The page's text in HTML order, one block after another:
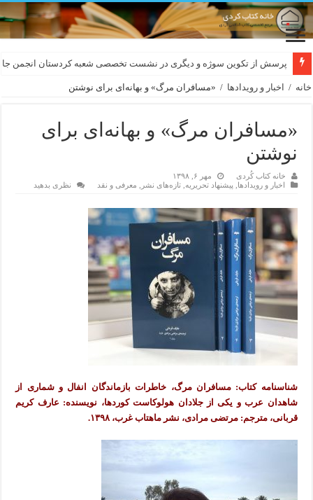
لەسەر کێشی ڕوباعی و به نەغمەی قەڵەمی «ئالی»
خانه / اخبار و رویدادها / «مسافران مرگ» و بهانەای برای نوشتن
«مسافران مرگ» و بهانەای برای
نوشتن
خانه کتاب کُردی
مهر ۶, ۱۳۹۸
اخبار و رویدادها
پیشنهاد تحریریه ,تازەهای نشر معرفی و نقد نظری بدهید
شناسنامه کتاب: مسافران مرگ، خاطرات بازماندگان انفال و شماری از
شاهدان عرب و یکی از جلادان هولوکاست کوردها، نویسنده: عارف کریم
قربانی، مترجم: مرتضی مرادی، نشر ماهتاب غرب، ۱۳۹۸.